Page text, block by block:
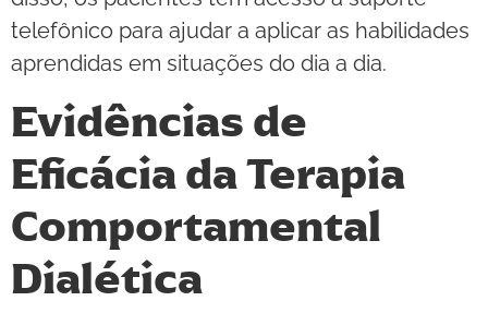
telefônico para ajudar a aplicar as habilidades
aprendidas em situações do dia a dia.
Evidências de
Eficácia da Terapia
Comportamental
Dialética